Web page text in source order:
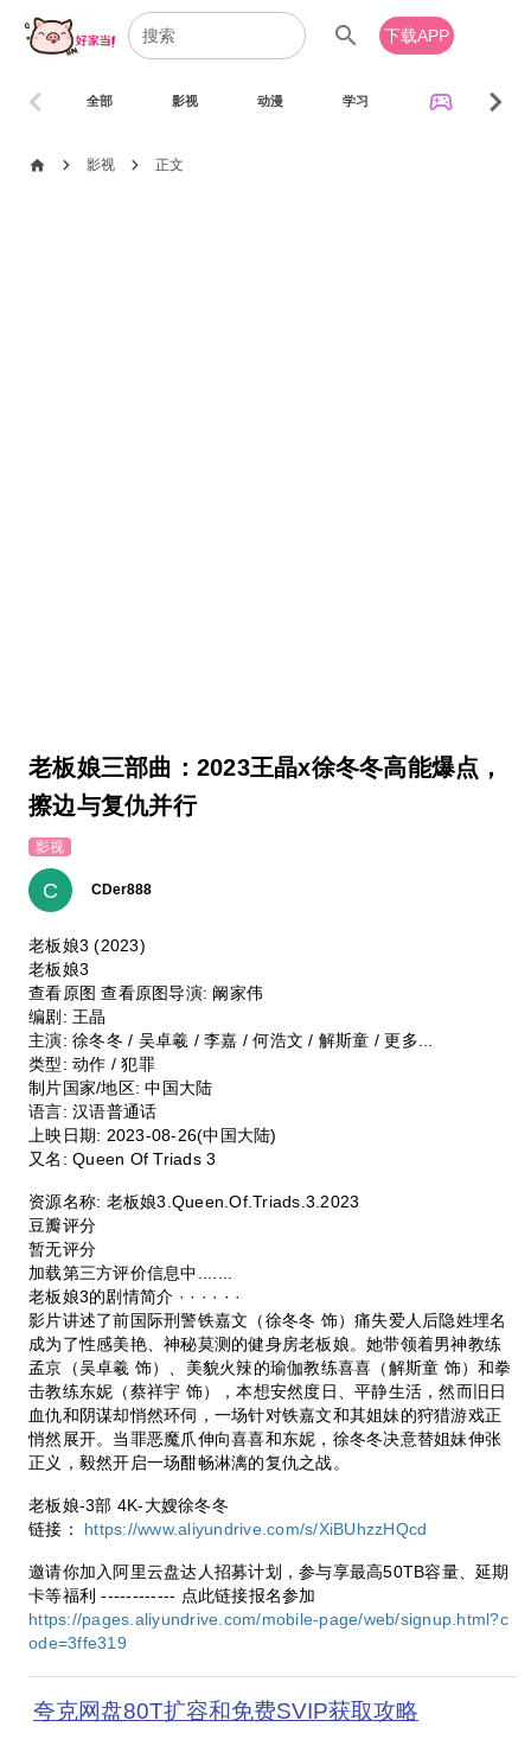
search 下载APP
全部 影视 动漫 学习 sports_esports
chevron_left chevron_right
home chevron_right 影视 chevron_right 正文
老板娘三部曲：2023王晶x徐冬冬高能爆点，
擦边与复仇并行
影视
C CDer888
老板娘3 (2023)
老板娘3
查看原图 查看原图导演: 阚家伟
编剧: 王晶
主演: 徐冬冬 / 吴卓羲 / 李嘉 / 何浩文 / 解斯童 / 更多...
类型: 动作 / 犯罪
制片国家/地区: 中国大陆
语言: 汉语普通话
上映日期: 2023-08-26(中国大陆)
又名: Queen Of Triads 3
资源名称: 老板娘3.Queen.Of.Triads.3.2023
豆瓣评分
暂无评分
加载第三方评价信息中.......
老板娘3的剧情简介 · · · · · ·
影片讲述了前国际刑警铁嘉文（徐冬冬 饰）痛失爱人后隐姓埋名
成为了性感美艳、神秘莫测的健身房老板娘。她带领着男神教练
孟京（吴卓羲 饰）、美貌火辣的瑜伽教练喜喜（解斯童 饰）和拳
击教练东妮（蔡祥宇 饰），本想安然度日、平静生活，然而旧日
血仇和阴谋却悄然环伺，一场针对铁嘉文和其姐妹的狩猎游戏正
悄然展开。当罪恶魔爪伸向喜喜和东妮，徐冬冬决意替姐妹伸张
正义，毅然开启一场酣畅淋漓的复仇之战。
老板娘-3部 4K-大嫂徐冬冬
链接： https://www.aliyundrive.com/s/XiBUhzzHQcd
邀请你加入阿里云盘达人招募计划，参与享最高50TB容量、延期
卡等福利 ------------ 点此链接报名参加
https://pages.aliyundrive.com/mobile-page/web/signup.html?c
ode=3ffe319
夸克网盘80T扩容和免费SVIP获取攻略